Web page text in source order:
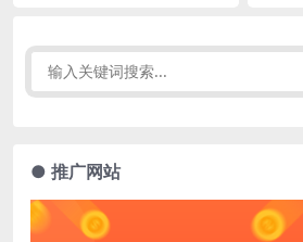
● 推广网站